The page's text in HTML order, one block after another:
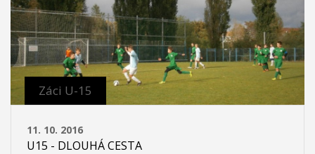
Záci U-15
11. 10. 2016
U15 - DLOUHÁ CESTA